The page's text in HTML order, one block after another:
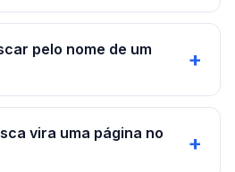
pelo nome de um
+
vira uma página no
+